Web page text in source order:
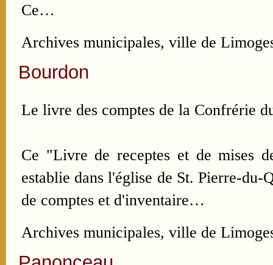
Ce…
Archives municipales, ville de
Bourdon
Le livre des comptes de la Confrérie
Ce "Livre de receptes et de mises
establie dans l'église de St. Pierre-
de comptes et d'inventaire…
Archives municipales, ville de